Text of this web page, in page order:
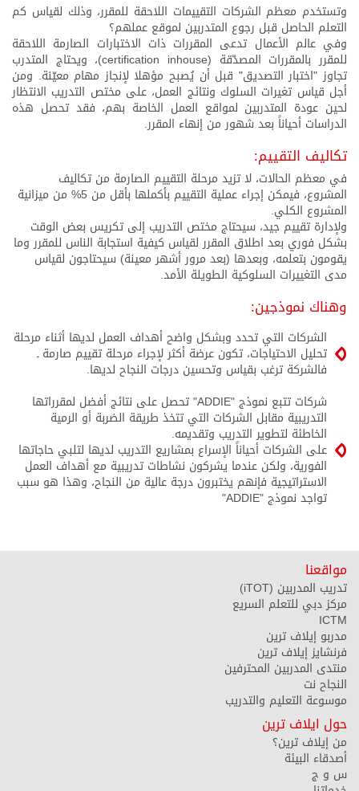
وتستخدم معظم الشركات التقييمات اللاحقة للمقرر، وذلك لقياس كم
التعلم الحاصل قبل رجوع المتدربين لموقع عملهم؟
وفي عالم الأعمال تدعى المقررات ذات الاختبارات الصارمة اللاحقة
للمقرر بالمقررات المصدّقة (certification inhouse)، ويحتاج المتدرب
تجاوز "اختبار التصديق" قبل أن يُصبح مؤهلا لإنجاز مهام معيّنة. ومن
أجل قياس تغيرات السلوك ونتائج العمل، على مختص التدريب الانتظار
لحين عودة المتدربين لمواقع العمل الخاصة بهم، فقد تحصل هذه
الدراسات أحياناً بعد شهور من إنهاء المقرر.
تكاليف التقييم:
في معظم الحالات، لا تزيد مرحلة التقييم الصارمة من تكاليف
المشروع، فيمكن إجراء عملية التقييم بأكملها بأقل من 5% من ميزانية
المشروع الكلي.
ولإدارة تقييم جيد، سيحتاج مختص التدريب إلى تكريس بعض الوقت
بشكل فوري بعد اطلاق المقرر لقياس كيفية استجابة الناس للمقرر وما
يقومون بتعلمه، وبعدها (بعد مرور أشهر معينة) سيحتاجون لقياس
مدى التغييرات السلوكية الطويلة الأمد.
وهناك نموذجين:
الشركات التي تحدد وبشكل واضح أهداف العمل لديها أثناء مرحلة
تحليل الاحتياجات، تكون عرضة أكثر لإجراء مرحلة تقييم صارمة ـ
فالشركة ترغب بقياس وتحسين درجات النجاح لديها.
شركات تتبع نموذج "ADDIE" تحصل على نتائج أفضل لمقرراتها
التدريبية مقابل الشركات التي تتخذ طريقة الضربة أو الرمية
الخاطئة لتطوير التدريب وتقديمه.
على الشركات أحياناً الإسراع بمشاريع التدريب لديها لتلبي حاجاتها
الفورية، ولكن عندما يشركون نشاطات تدريبية مع أهداف العمل
الاستراتيجية فإنهم يختبرون درجة عالية من النجاح، وهذا هو سبب
تواجد نموذج "ADDIE"
مواقعنا
تدريب المدربين (iTOT)
مركز دبي للتعلم السريع
ICTM
مدربو إيلاف ترين
فرنشايز إيلاف ترين
منتدى المدربين المحترفين
النجاح نت
موسوعة التعليم والتدريب
حول ايلاف ترين
من إيلاف ترين؟
أصدقاء البيئة
س و ج